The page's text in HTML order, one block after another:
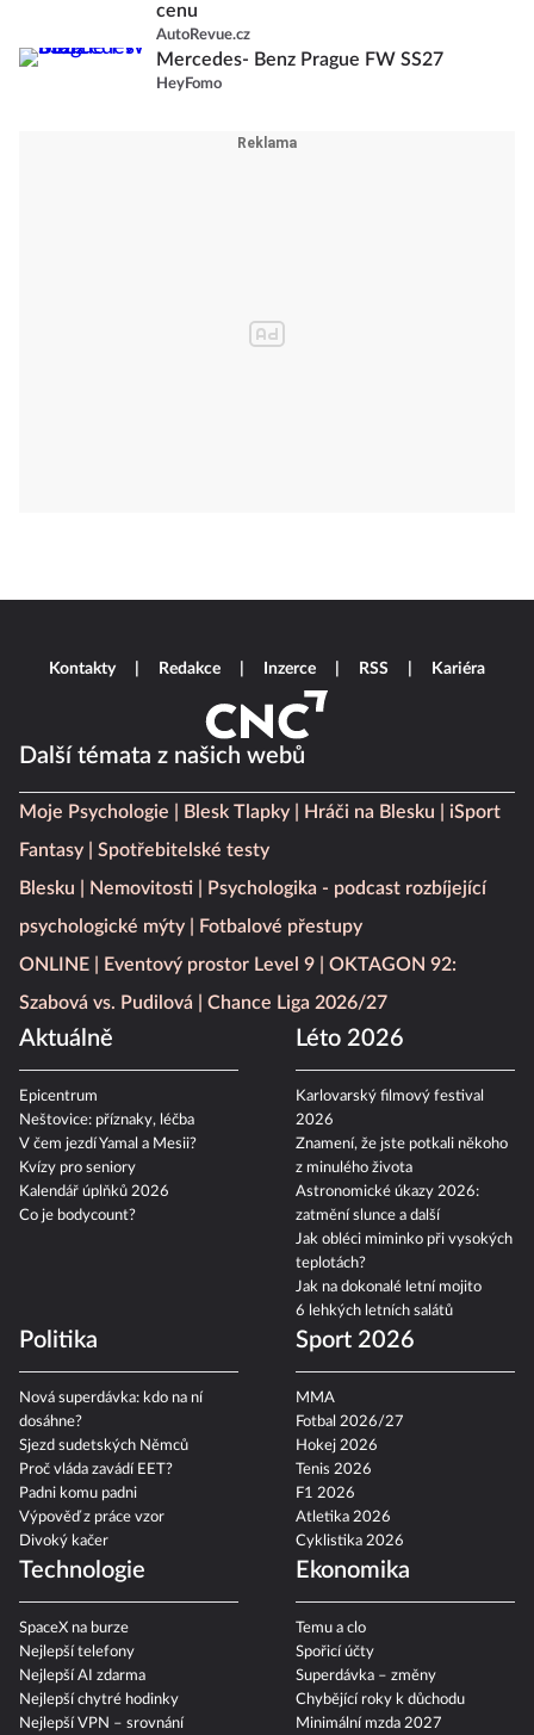
cenu
AutoRevue.cz
Mercedes- Benz Prague FW SS27
HeyFomo
Další témata z našich webů
Moje Psychologie Blesk Tlapky Hráči na Blesku
iSport
Fantasy
Spotřebitelské testy
Blesku
Nemovitosti
Psychologika - podcast rozbíjející
psychologické mýty
Fotbalové přestupy
ONLINE
Eventový prostor Level 9
OKTAGON 92:
Szabová vs. Pudilová
Chance Liga 2026/27
Aktuálně
Epicentrum
Neštovice: příznaky, léčba
V čem jezdí Yamal a Mesii?
Kvízy pro seniory
Kalendář úplňků 2026
Co je bodycount?
Léto 2026
Karlovarský filmový festival
2026
Znamení, že jste potkali někoho
z minulého života
Astronomické úkazy 2026:
zatmění slunce a další
Jak obléci miminko při vysokých
teplotách?
Jak na dokonalé letní mojito
6 lehkých letních salátů
Politika
Nová superdávka: kdo na ní
dosáhne?
Sjezd sudetských Němců
Proč vláda zavádí EET?
Padni komu padni
Výpověď z práce vzor
Divoký kačer
Sport 2026
MMA
Fotbal 2026/27
Hokej 2026
Tenis 2026
F1 2026
Atletika 2026
Cyklistika 2026
Technologie
SpaceX na burze
Nejlepší telefony
Nejlepší AI zdarma
Nejlepší chytré hodinky
Nejlepší VPN – srovnání
Ekonomika
Temu a clo
Spořicí účty
Superdávka – změny
Chybějící roky k důchodu
Minimální mzda 2027
Kontakty Redakce Inzerce RSS Kariéra